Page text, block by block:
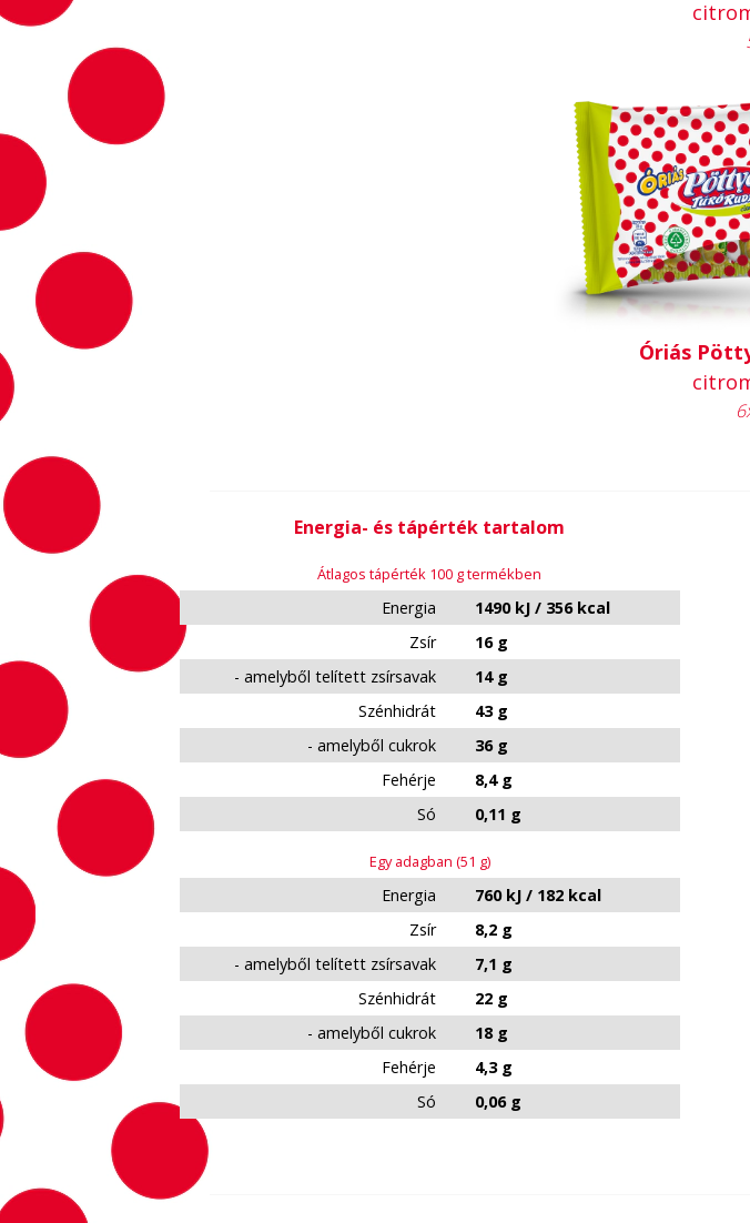
Óriás
Energia- és tápérték tartalom
Átlagos tápérték 100 g termékben
Energia
1490 kJ / 356 kcal
Zsír
16 g
- amelyből telített zsírsavak
14 g
Szénhidrát
43 g
- amelyből cukrok
36 g
Fehérje
8,4 g
Só
0,11 g
Egy adagban (51 g)
Energia
760 kJ / 182 kcal
Zsír
8,2 g
- amelyből telített zsírsavak
7,1 g
Szénhidrát
22 g
- amelyből cukrok
18 g
Fehérje
4,3 g
Só
0,06 g